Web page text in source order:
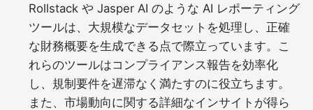
Rollstack や Jasper AI のような AI レポーティング
ツールは、大規模なデータセットを処理し、正確
な財務概要を生成できる点で際立っています。こ
れらのツールはコンプライアンス報告を効率化
し、規制要件を遅滞なく満たすのに役立ちます。
また、市場動向に関する詳細なインサイトが得ら